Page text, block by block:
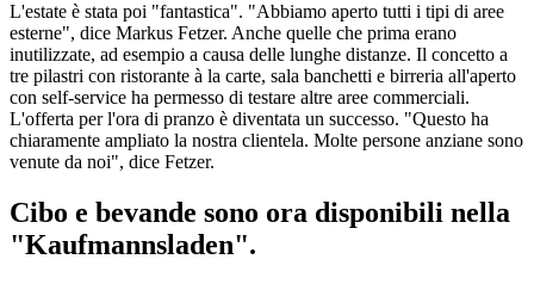
L'estate è stata poi "fantastica". "Abbiamo aperto tutti i tipi di aree
esterne", dice Markus Fetzer. Anche quelle che prima erano
inutilizzate, ad esempio a causa delle lunghe distanze. Il concetto a
tre pilastri con ristorante à la carte, sala banchetti e birreria all'aperto
con self-service ha permesso di testare altre aree commerciali.
L'offerta per l'ora di pranzo è diventata un successo. "Questo ha
chiaramente ampliato la nostra clientela. Molte persone anziane sono
venute da noi", dice Fetzer.
Cibo e bevande sono ora disponibili nella
"Kaufmannsladen".